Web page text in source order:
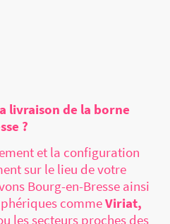
livraison de la borne
?
et la configuration
sur le lieu de votre
Bourg-en-Bresse ainsi
commeViriat,
les secteurs proches des